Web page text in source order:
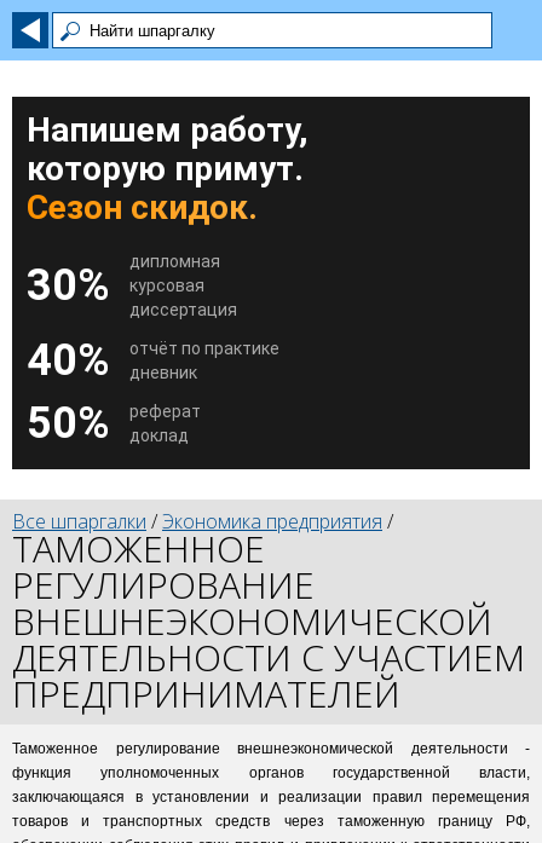
Напишем работу,
которую примут.
Сезон скидок.
30%
дипломная
курсовая
диссертация
40%
отчёт по практике
дневник
50%
реферат
доклад
Все шпаргалки /Экономика предприятия /
ТАМОЖЕННОЕ
РЕГУЛИРОВАНИЕ
ВНЕШНЕЭКОНОМИЧЕСКОЙ
ДЕЯТЕЛЬНОСТИ С УЧАСТИЕМ
ПРЕДПРИНИМАТЕЛЕЙ
Таможенное регулирование внешнеэкономической деятельности -
функция уполномоченных органов государственной власти,
заключающаяся в установлении и реализации правил перемещения
товаров и транспортных средств через таможенную границу РФ,